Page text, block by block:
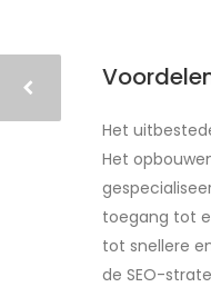
Het
Het
toegang tot
tot snellere
de SEO-